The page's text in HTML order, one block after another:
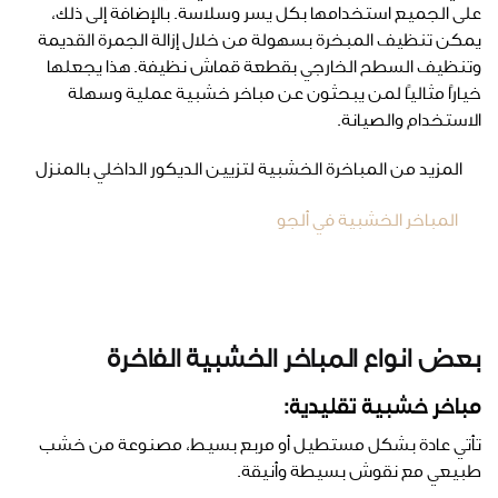
على الجميع استخدامها بكل يسر وسلاسة. بالإضافة إلى ذلك،
يمكن تنظيف المبخرة بسهولة من خلال إزالة الجمرة القديمة
وتنظيف السطح الخارجي بقطعة قماش نظيفة. هذا يجعلها
خيارًا مثاليًا لمن يبحثون عن مباخر خشبية عملية وسهلة
الاستخدام والصيانة.
المزيد من المباخرة الخشبية لتزيين الديكور الداخلي بالمنزل
المباخر الخشبية في ألجو
بعض انواع المباخر الخشبية الفاخرة
مباخر خشبية تقليدية:
تأتي عادة بشكل مستطيل أو مربع بسيط، مصنوعة من خشب
طبيعي مع نقوش بسيطة وأنيقة.